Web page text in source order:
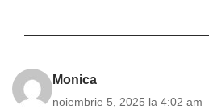
Monica
noiembrie 5, 2025 la 4:02 am